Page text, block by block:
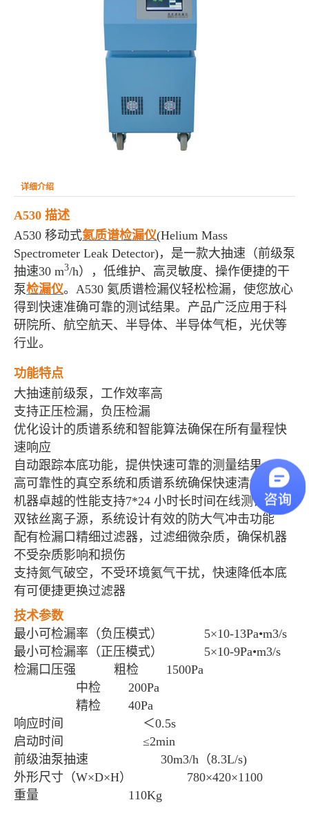
详细介绍
A530 描述
A530 移动式氦质谱检漏仪(Helium Mass
Spectrometer Leak Detector)，是一款大抽速（前级泵
抽速30 m3/h） ，低维护、高灵敏度、操作便捷的干
泵检漏仪。A530 氦质谱检漏仪轻松检漏，使您放心
得到快速准确可靠的测试结果。 产品广泛应用于科
研院所、航空航天、半导体、半导体气柜，光伏等
行业。
功能特点
大抽速前级泵，工作效率高
支持正压检漏，负压检漏
优化设计的质谱系统和智能算法确保在所有量程快
速响应
自动跟踪本底功能，提供快速可靠的测量结果
高可靠性的真空系统和质谱系统确保快速清氦
机器卓越的性能支持7*24 小时长时间在线测试
双铱丝离子源，系统设计有效的防大气冲击功能
配有检漏口精细过滤器，过滤细微杂质，确保机器
不受杂质影响和损伤
支持氮气破空，不受环境氦气干扰，快速降低本底
有可便捷更换过滤器
技术参数
最小可检漏率（负压模式） 5×10-13Pa•m3/s
最小可检漏率（正压模式） 5×10-9Pa•m3/s
检漏口压强 粗检 1500Pa
中检 200Pa
精检 40Pa
响应时间 ＜0.5s
启动时间 ≤2min
前级油泵抽速 30m3/h（8.3L/s)
外形尺寸（W×D×H） 780×420×1100
重量 110Kg